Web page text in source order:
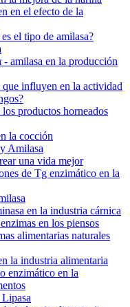
en el efecto de la
el tipo de amilasa?
- amilasa en la producción
que influyen en la actividad
productos horneados
la cocción
Amilasa
una vida mejor
de Tg enzimático en la
en la industria cárnica
en los piensos
alimentarias naturales
la industria alimentaria
enzimático en la